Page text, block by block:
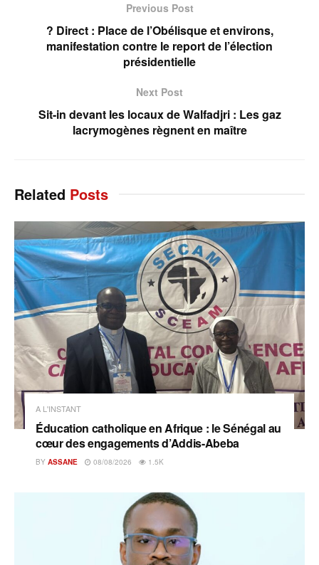
Previous Post
? Direct : Place de l’Obélisque et environs,
manifestation contre le report de l’élection
présidentielle
Next Post
Sit-in devant les locaux de Walfadjri : Les gaz
lacrymogènes règnent en maître
Related Posts
A L'INSTANT
Éducation catholique en Afrique : le Sénégal au
cœur des engagements d’Addis-Abeba
BY ASSANE 08/08/2026 1.5K